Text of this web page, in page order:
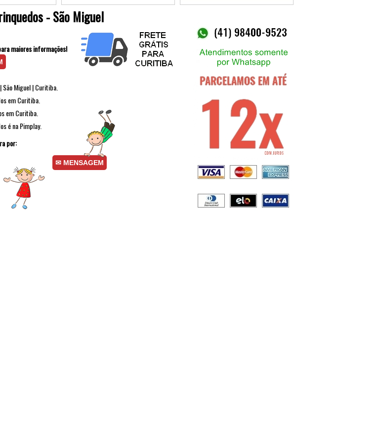
- São Miguel
maiores informações!
Miguel | Curitiba.
em Curitiba.
em Curitiba.
é na Pimplay.
por:
✉ MENSAGEM